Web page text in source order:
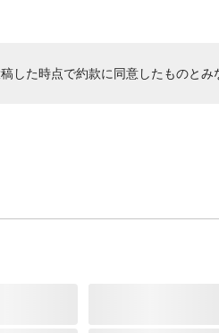
した時点で約款に同意したものとみ